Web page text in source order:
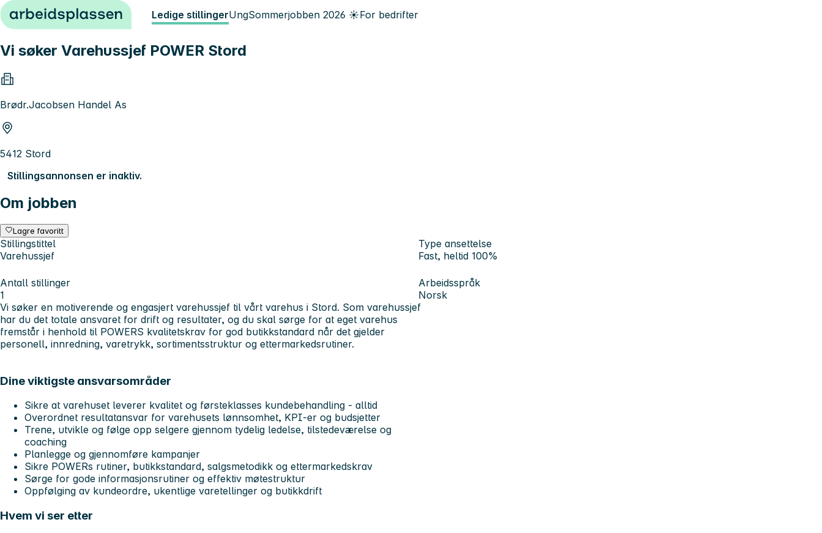
Hopp til innhold Ledige stillingerUngSommerjobben 2026 ☀️For bedrifter
Vi søker Varehussjef POWER Stord
Brødr.Jacobsen Handel As
5412 Stord
Stillingsannonsen er inaktiv.
Om jobben
Lagre favoritt
Stillingstittel
Varehussjef
Type ansettelse
Fast, heltid 100%
Antall stillinger
1
Arbeidsspråk
Norsk
Vi søker en motiverende og engasjert varehussjef til vårt varehus i Stord. Som varehussjef
har du det totale ansvaret for drift og resultater, og du skal sørge for at eget varehus
fremstår i henhold til POWERS kvalitetskrav for god butikkstandard når det gjelder
personell, innredning, varetrykk, sortimentsstruktur og ettermarkedsrutiner.
Dine viktigste ansvarsområder
Sikre at varehuset leverer kvalitet og førsteklasses kundebehandling - alltid
Overordnet resultatansvar for varehusets lønnsomhet, KPI-er og budsjetter
Trene, utvikle og følge opp selgere gjennom tydelig ledelse, tilstedeværelse og
coaching
Planlegge og gjennomføre kampanjer
Sikre POWERs rutiner, butikkstandard, salgsmetodikk og ettermarkedskrav
Sørge for gode informasjonsrutiner og effektiv møtestruktur
Oppfølging av kundeordre, ukentlige varetellinger og butikkdrift
Hvem vi ser etter